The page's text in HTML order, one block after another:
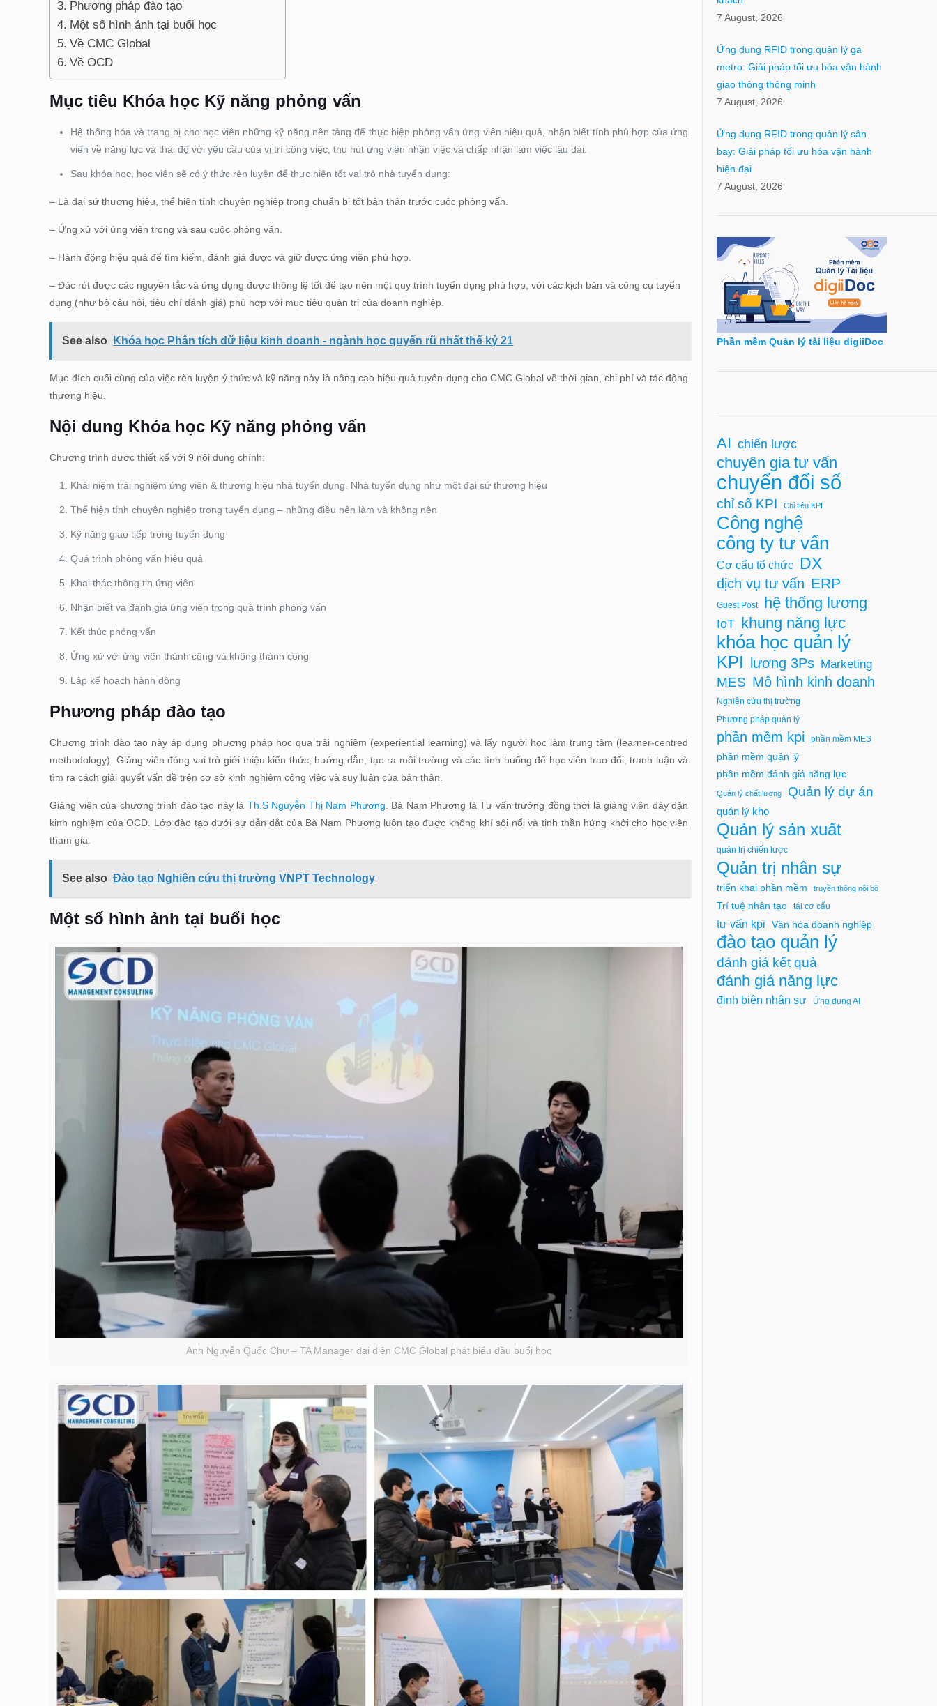
Phương pháp đào tạo
Một số hình ảnh tại buổi học
Về CMC Global
Về OCD
Mục tiêu Khóa học Kỹ năng phỏng vấn
Hệ thống hóa và trang bị cho học viên những kỹ năng nền tảng để thực hiện phỏng vấn ứng viên hiệu quả, nhận biết tính phù hợp của ứng
viên về năng lực và thái độ với yêu cầu của vị trí công việc, thu hút ứng viên nhận việc và chấp nhận làm việc lâu dài.
Sau khóa học, học viên sẽ có ý thức rèn luyện để thực hiện tốt vai trò nhà tuyển dụng:
– Là đại sứ thương hiệu, thể hiện tính chuyên nghiệp trong chuẩn bị tốt bản thân trước cuộc phỏng vấn.
– Ứng xử với ứng viên trong và sau cuộc phỏng vấn.
– Hành động hiệu quả để tìm kiếm, đánh giá được và giữ được ứng viên phù hợp.
– Đúc rút được các nguyên tắc và ứng dụng được thông lệ tốt để tạo nên một quy trình tuyển dụng phù hợp, với các kịch bản và công cụ tuyển
dụng (như bộ câu hỏi, tiêu chí đánh giá) phù hợp với mục tiêu quản trị của doanh nghiệp.
See also Khóa học Phân tích dữ liệu kinh doanh - ngành học quyến rũ nhất thế kỷ 21
Mục đích cuối cùng của việc rèn luyện ý thức và kỹ năng này là nâng cao hiệu quả tuyển dụng cho CMC Global về thời gian, chi phí và tác động
thương hiệu.
Nội dung Khóa học Kỹ năng phỏng vấn
Chương trình được thiết kế với 9 nội dung chính:
Khái niệm trải nghiệm ứng viên & thương hiệu nhà tuyển dụng. Nhà tuyển dụng như một đại sứ thương hiệu
Thể hiện tính chuyên nghiệp trong tuyển dụng – những điều nên làm và không nên
Kỹ năng giao tiếp trong tuyển dụng
Quá trình phỏng vấn hiệu quả
Khai thác thông tin ứng viên
Nhận biết và đánh giá ứng viên trong quá trình phỏng vấn
Kết thúc phỏng vấn
Ứng xử với ứng viên thành công và không thành công
Lập kế hoạch hành động
Phương pháp đào tạo
Chương trình đào tạo này áp dụng phương pháp học qua trải nghiệm (experiential learning) và lấy người học làm trung tâm (learner-centred
methodology). Giảng viên đóng vai trò giới thiệu kiến thức, hướng dẫn, tạo ra môi trường và các tình huống để học viên trao đổi, tranh luận và
tìm ra cách giải quyết vấn đề trên cơ sở kinh nghiệm công việc và suy luận của bản thân.
Giảng viên của chương trình đào tạo này là Th.S Nguyễn Thị Nam Phương . Bà Nam Phương là Tư vấn trưởng đồng thời là giảng viên dày dặn
kinh nghiệm của OCD. Lớp đào tạo dưới sự dẫn dắt của Bà Nam Phương luôn tạo được không khí sôi nổi và tinh thần hứng khởi cho học viên
tham gia.
See also Đào tạo Nghiên cứu thị trường VNPT Technology
Một số hình ảnh tại buổi học
Anh Nguyễn Quốc Chư – TA Manager đại diện CMC Global phát biểu đầu buổi học
7 August, 2026
Ứng dụng RFID trong quản lý ga
metro: Giải pháp tối ưu hóa vận hành
giao thông thông minh
7 August, 2026
Ứng dụng RFID trong quản lý sân
bay: Giải pháp tối ưu hóa vận hành
hiện đại
7 August, 2026
Phần mềm Quản lý tài liệu digiiDoc
AI chiến lược
chuyên gia tư vấn
chuyển đổi số
chỉ số KPI Chỉ tiêu KPI
Công nghệ
công ty tư vấn
Cơ cấu tổ chức DX
dịch vụ tư vấn ERP
Guest Post hệ thống lương
IoT khung năng lực
khóa học quản lý
KPI lương 3Ps Marketing
MES Mô hình kinh doanh
Nghiên cứu thị trường
Phương pháp quản lý
phần mềm kpi phần mềm MES
phần mềm quản lý
phần mềm đánh giá năng lực
Quản lý chất lượng Quản lý dự án
quản lý kho
Quản lý sản xuất
quản trị chiến lược
Quản trị nhân sự
triển khai phần mềm truyền thông nội bộ
Trí tuệ nhân tạo tái cơ cấu
tư vấn kpi Văn hóa doanh nghiệp
đào tạo quản lý
đánh giá kết quả
đánh giá năng lực
định biên nhân sự Ứng dụng AI